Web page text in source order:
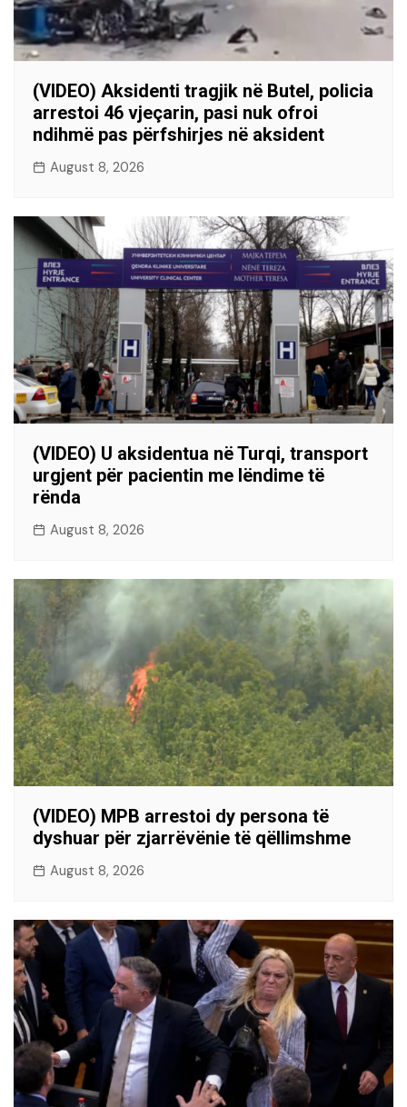
(VIDEO) Aksidenti tragjik në Butel, policia
arrestoi 46 vjeçarin, pasi nuk ofroi
ndihmë pas përfshirjes në aksident
August 8, 2026
(VIDEO) U aksidentua në Turqi, transport
urgjent për pacientin me lëndime të
rënda
August 8, 2026
(VIDEO) MPB arrestoi dy persona të
dyshuar për zjarrëvënie të qëllimshme
August 8, 2026